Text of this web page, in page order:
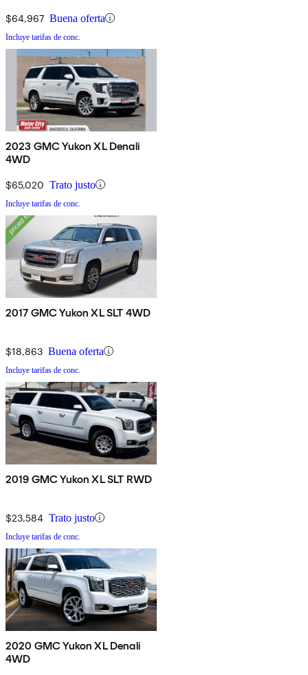
$64,967 Buena oferta
Incluye tarifas de conc.
2023 GMC Yukon XL Denali
4WD
$65,020 Trato justo
Incluye tarifas de conc.
2017 GMC Yukon XL SLT 4WD
$18,863 Buena oferta
Incluye tarifas de conc.
2019 GMC Yukon XL SLT RWD
$23,584 Trato justo
Incluye tarifas de conc.
2020 GMC Yukon XL Denali
4WD